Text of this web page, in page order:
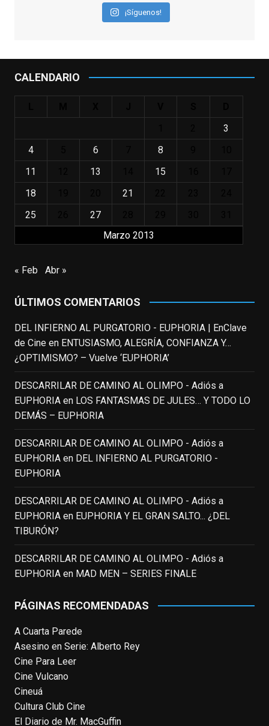
a Robin Williams en agosto de 2014, tras su
trágica muerte. Hoy el actor
#ElIndomableWillHuntinge...
(1951-2014)
Puede que sus últimos años no hiciesen
justicia a todo su filmografía anterior.
Pero nadie podrá quitarle nunca su
incalculable valor icónico y emotivo para
toda una generación.
View on Facebook · Share
This content isn't available right now
When this happens, it's usually because
the owner only shared it with a small
group of people, changed who can see it
or it's been deleted.
View on Facebook · Share
EnClave de Cine
4 weeks ago
Fallece a los 78 años el actor
neozelandés Sam Neill. Aunque empezó a
como el espía #Reillyen la miniserie
homónima (por la que se llevó su primera
nominación al Emmy), su verdadera
relevancia internacional le llegó en los
noventa gracias a#ParqueJurásico
Emmy y al ...
Photo
View on Facebook · Share
4 weeks ago
¡Síguenos!
CALENDARIO
Marzo 2013
3
4
6 8
11
13 15
18
21
25
27
« Feb Abr »
ÚLTIMOS COMENTARIOS
DEL INFIERNO AL PURGATORIO - EUPHORIA | EnClave
de Cineen ENTUSIASMO, ALEGRÍA, CONFIANZA Y…
¿OPTIMISMO? – Vuelve ‘EUPHORIA’
DESCARRILAR DE CAMINO AL OLIMPO - Adiós a
EUPHORIAen LOS FANTASMAS DE JULES… Y TODO LO
DEMÁS – EUPHORIA
DESCARRILAR DE CAMINO AL OLIMPO - Adiós a
EUPHORIAen DEL INFIERNO AL PURGATORIO -
EUPHORIA
DESCARRILAR DE CAMINO AL OLIMPO - Adiós a
EUPHORIAen EUPHORIA Y EL GRAN SALTO... ¿DEL
TIBURÓN?
DESCARRILAR DE CAMINO AL OLIMPO - Adiós a
EUPHORIAen MAD MEN – SERIES FINALE
PÁGINAS RECOMENDADAS
A Cuarta Parede
Asesino en Serie: Alberto Rey
Cine Para Leer
Cine Vulcano
Cineuá
Cultura Club Cine
El Diario de Mr. MacGuffin